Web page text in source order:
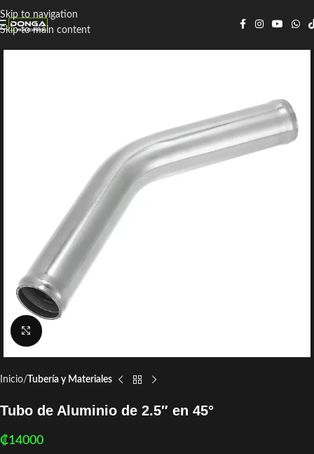
Skip to navigation
Skip to main content
Click to enlarge
Inicio Tubería y Materiales
Tubo de Aluminio de 2.5″ en 45°
₡14000